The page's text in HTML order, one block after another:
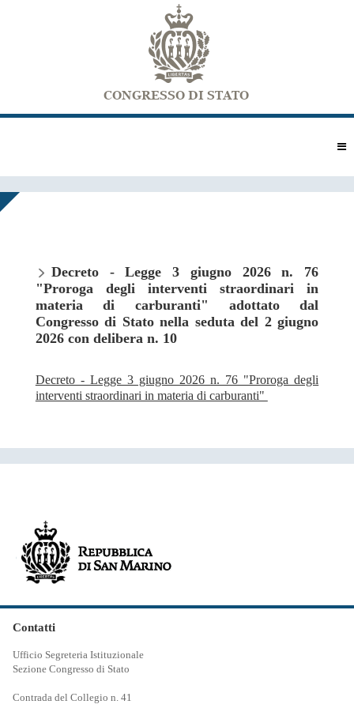
Decreto - Legge 3 giugno 2026 n. 76
"Proroga degli interventi straordinari in
materia di carburanti" adottato dal
Congresso di Stato nella seduta del 2 giugno
2026 con delibera n. 10
Decreto - Legge 3 giugno 2026 n. 76 "Proroga degli
interventi straordinari in materia di carburanti"
Contatti
Ufficio Segreteria Istituzionale
Sezione Congresso di Stato
Contrada del Collegio n. 41